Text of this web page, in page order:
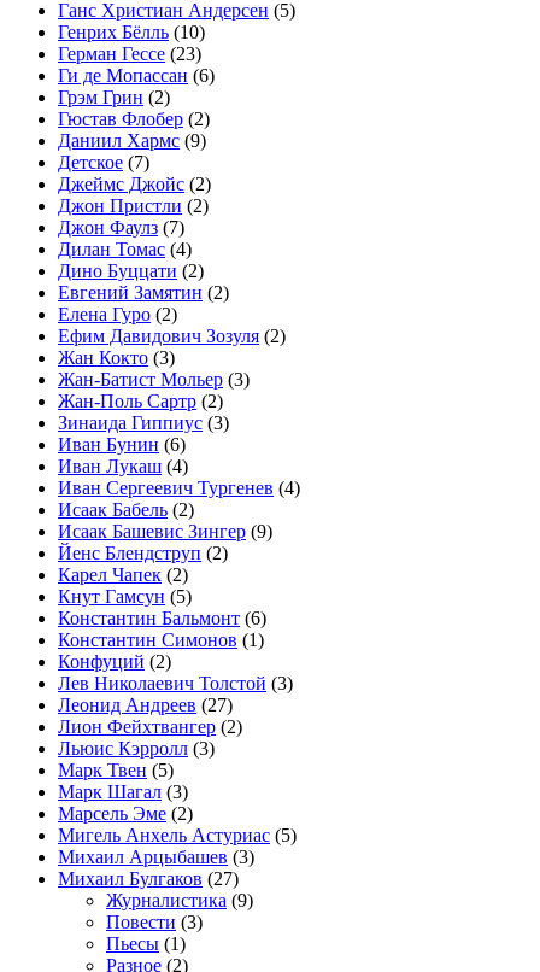
Ганс Христиан Андерсен (5)
Генрих Бёлль (10)
Герман Гессе (23)
Ги де Мопассан (6)
Грэм Грин (2)
Гюстав Флобер (2)
Даниил Хармс (9)
Детское (7)
Джеймс Джойс (2)
Джон Пристли (2)
Джон Фаулз (7)
Дилан Томас (4)
Дино Буццати (2)
Евгений Замятин (2)
Елена Гуро (2)
Ефим Давидович Зозуля (2)
Жан Кокто (3)
Жан-Батист Мольер (3)
Жан-Поль Сартр (2)
Зинаида Гиппиус (3)
Иван Бунин (6)
Иван Лукаш (4)
Иван Сергеевич Тургенев (4)
Исаак Бабель (2)
Исаак Башевис Зингер (9)
Йенс Блендструп (2)
Карел Чапек (2)
Кнут Гамсун (5)
Константин Бальмонт (6)
Константин Симонов (1)
Конфуций (2)
Лев Николаевич Толстой (3)
Леонид Андреев (27)
Лион Фейхтвангер (2)
Льюис Кэрролл (3)
Марк Твен (5)
Марк Шагал (3)
Марсель Эме (2)
Мигель Анхель Астуриас (5)
Михаил Арцыбашев (3)
Михаил Булгаков (27)
Журналистика (9)
Повести (3)
Пьесы (1)
Разное (2)